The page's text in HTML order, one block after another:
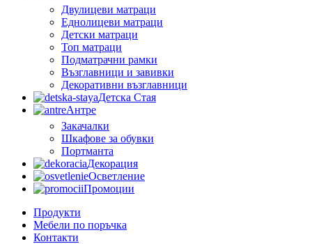
Двулицеви матраци
Еднолицеви матраци
Детски матраци
Топ матраци
Подматрачни рамки
Възглавници и завивки
Декоративни възглавници
Детска Стая
Антре
Закачалки
Шкафове за обувки
Портманта
Декорация
Осветление
Промоции
Продукти
Мебели по поръчка
Контакти